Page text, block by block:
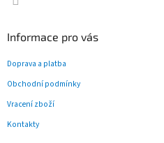
Informace pro vás
Doprava a platba
Obchodní podmínky
Vracení zboží
Kontakty